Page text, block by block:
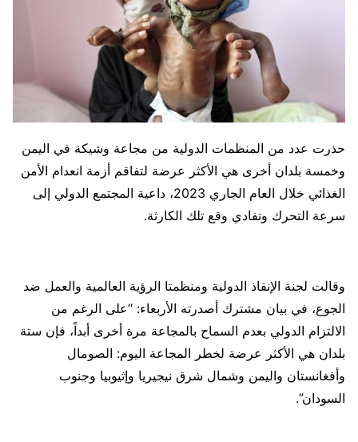
حذرت عدد من المنظمات الدولية من مجاعة وشيكة في اليمن
وخمسة بلدان أخرى هي الأكثر عرضة لتفاقم أزمة انعدام الأمن
الغذائي خلال العام الجاري 2023، داعية المجتمع الدولي إلى
سرعة التحرك وتفادي وقع تلك الكارثة.
وقالت لجنة الإنقاذ الدولية ومنظمتا الرؤية العالمية والعمل ضد
الجوع، في بيان مشترك أصدرته الأربعاء: “على الرغم من
الالتزام الدولي بعدم السماح بالمجاعة مرة أخرى أبداً، فإن ستة
بلدان هي الأكثر عرضة لخطر المجاعة اليوم: الصومال
وأفغانستان واليمن وشمال شرق نيجيريا وإثيوبيا وجنوب
السودان”.